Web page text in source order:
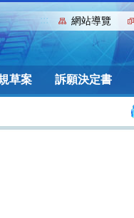
::: 網站導覽
草案 訴願決定書